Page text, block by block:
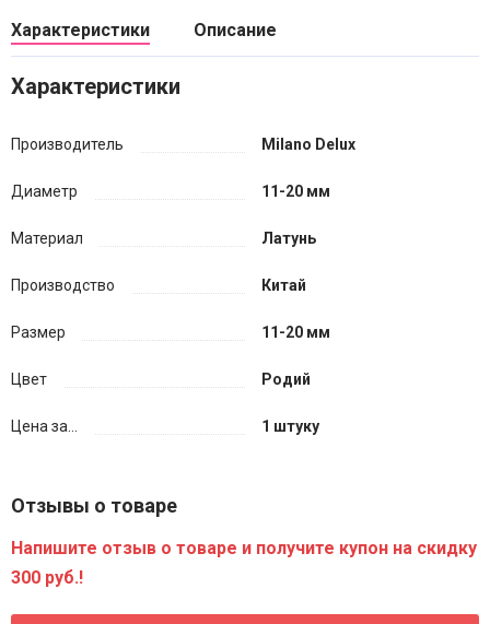
Характеристики Описание
Характеристики
Производитель Milano Delux
Диаметр 11-20 мм
Материал Латунь
Производство Китай
Размер 11-20 мм
Цвет Родий
Цена за... 1 штуку
Отзывы о товаре
Напишите отзыв о товаре и получите купон на скидку
300 руб.!